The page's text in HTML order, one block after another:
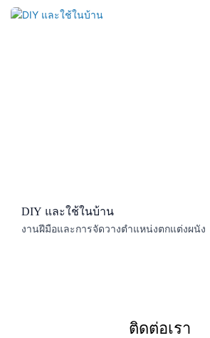
DIY และใช้ในบ้าน
งานฝีมือและการจัดวางตำแหน่งตกแต่งผนัง
ติดต่อเรา